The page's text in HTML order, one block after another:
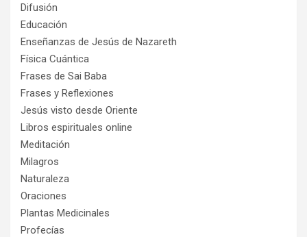
Difusión
Educación
Enseñanzas de Jesús de Nazareth
Física Cuántica
Frases de Sai Baba
Frases y Reflexiones
Jesús visto desde Oriente
Libros espirituales online
Meditación
Milagros
Naturaleza
Oraciones
Plantas Medicinales
Profecías